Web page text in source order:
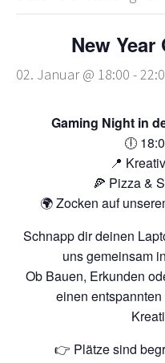
New
02. Januar @ 18:00 -
Gaming Night in
🕕
📍
🍕 Pizza &
🌍 Zocken auf
Schnapp dir deinen
uns gemeinsam
Ob Bauen, Erkunden
einen
👉 Plätze sind